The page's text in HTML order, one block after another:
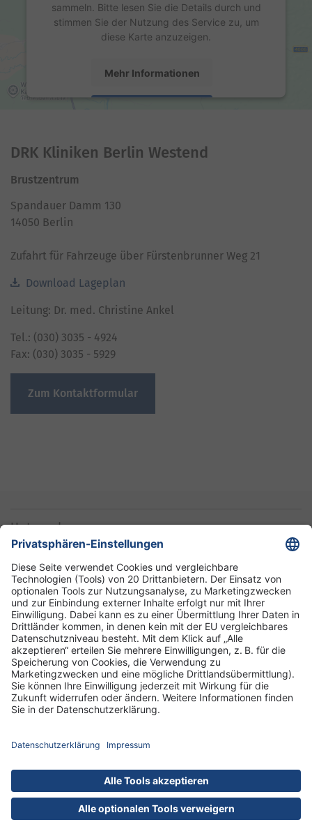
sammeln. Bitte lesen Sie die Details durch und
stimmen Sie der Nutzung des Service zu, um
diese Karte anzuzeigen.
Mehr Informationen
Platform
DRK Kliniken Berlin Westend
Brustzentrum
Spandauer Damm 130
14050 Berlin
Zufahrt für Fahrzeuge über Fürstenbrunner Weg 21
Download Lageplan
Leitung: Dr. med. Christine Ankel
Tel.: (030) 3035 - 4924
Fax: (030) 3035 - 5929
Zum Kontaktformular
Unternehmen
Informationen
Standorte
DRK-Schwesternschaft Berlin
Impressum
Hausordnung